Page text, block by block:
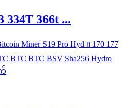
366t ...